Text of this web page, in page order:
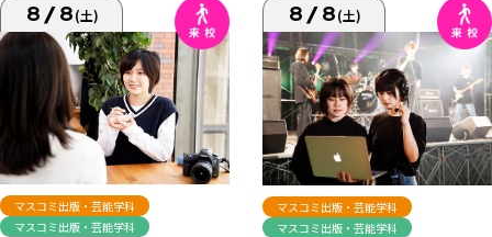
8/8(土)
マスコミ出版・芸能学科
マスコミ出版・芸能学科
8/8(土)
マスコミ出版・芸能学科
マスコミ出版・芸能学科